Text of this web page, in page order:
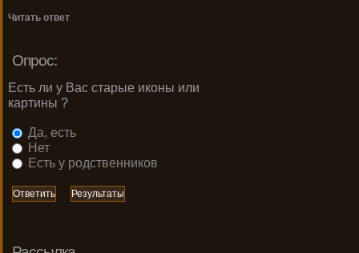
Читать ответ
Опрос:
Есть ли у Вас старые иконы или
картины ?
Да, есть
Нет
Есть у родственников